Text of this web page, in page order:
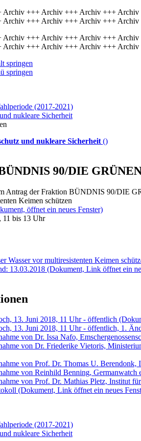
Archiv +++ Archiv +++ Archiv +++
Archiv +++ Archiv +++ Archiv +++
Archiv +++ Archiv +++ Archiv +++
Archiv +++ Archiv +++ Archiv +++
springen
springen
(2017-2021)
nukleare Sicherheit
und nukleare Sicherheit ()
90/DIE
Antrag der Fraktion BÜNDNIS 90/DIE
Keimen schützen
öffnet ein neues Fenster)
11 bis 13 Uhr
Wasser vor multiresistenten Keimen
13.03.2018 (Dokument, Link öffnet ein
13. Juni 2018, 11 Uhr - öffentlich
13. Juni 2018, 11 Uhr - öffentlich, 1.
von Dr. Issa Nafo,
von Dr. Friederike Vietoris,
von Prof. Dr. Thomas U.
von Reinhild Benning, Germanwatch
von Prof. Dr. Mathias Pletz, Institut
(Dokument, Link öffnet ein neues
(2017-2021)
nukleare Sicherheit